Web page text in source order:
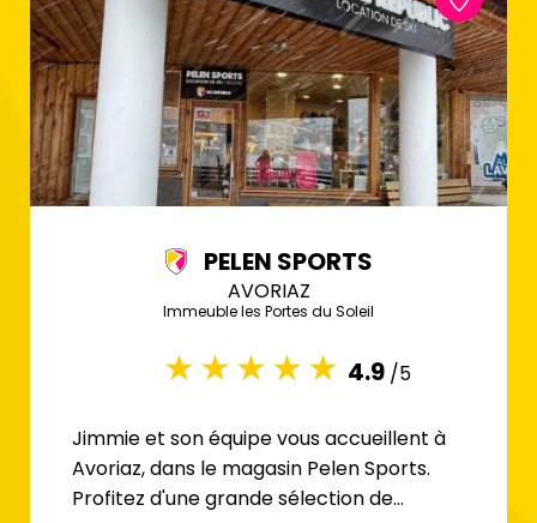
PELEN SPORTS
AVORIAZ
Immeuble les Portes du Soleil
4.9 /5
Jimmie et son équipe vous accueillent à
Avoriaz, dans le magasin Pelen Sports.
Profitez d'une grande sélection de